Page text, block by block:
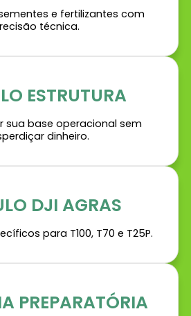
e fertilizantes com
técnica.
ESTRUTURA
sua base operacional sem
dinheiro.
DJI AGRAS
para T100, T70 e T25P.
PREPARATÓRIA